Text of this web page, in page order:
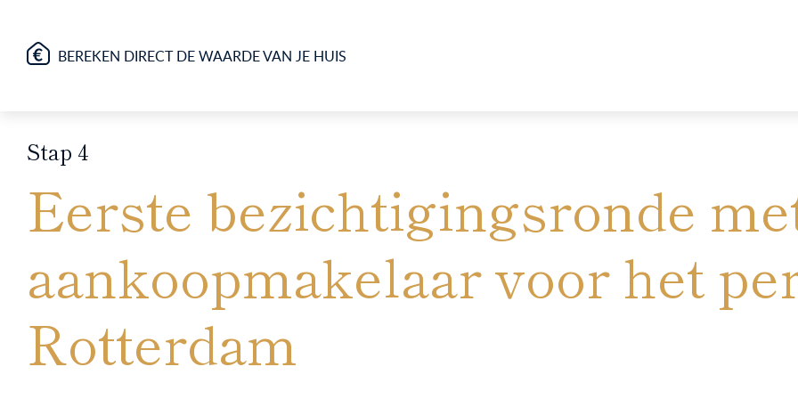
BEREKEN DIRECT DE WAARDE VAN JE HUIS
Stap 4
Eerste bezichtigingsronde
aankoopmakelaar voor het
Rotterdam